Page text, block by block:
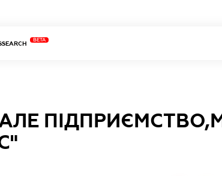
BETA